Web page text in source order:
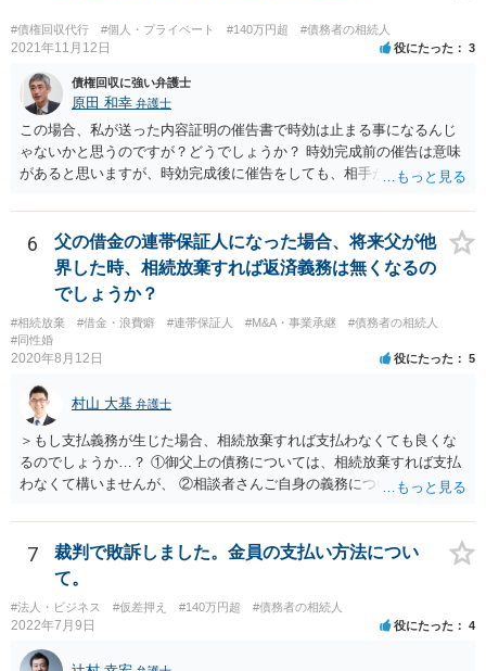
#債権回収代行 #個人・プライベート #140万円超 #債務者の相続人
2021年11月12日 役にたった 3
債権回収に強い弁護士
原田 和幸 弁護士
この場合、私が送った内容証明の催告書で時効は止まる事になるんじ
ゃないかと思うのですが？どうでしょうか？ 時効完成前の催告は意味
があると思いますが、時効完成後に催告をしても、相手が時効の援用
6
父の借金の連帯保証人になった場合、将来父が他
界した時、相続放棄すれば返済義務は無くなるの
でしょうか？
#相続放棄 #借金・浪費癖 #連帯保証人 #M&A・事業承継
#債務者の相続人
#同性婚
2020年8月12日 役にたった 5
村山 大基 弁護士
＞もし支払義務が生じた場合、相続放棄すれば支払わなくても良くな
るのでしょうか…？ ①御父上の債務については、相続放棄すれば支払
わなくて構いませんが、 ②相談者さんご自身の義務については、契約
いないので何とも言えません。 そもそも、何の義務も負わないなら、
印鑑証明まで用意して推定相続人にサインさせる意味もないような気
がします。 もし何らかの義務を相続放棄しても負う内容だと困ります
します。
7
裁判で敗訴しました。金員の支払い方法につい
て。
#法人・ビジネス #仮差押え #140万円超 #債務者の相続人
2022年7月9日 役にたった 4